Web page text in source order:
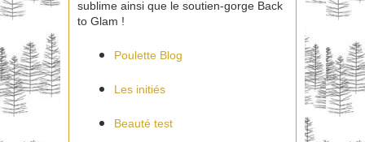
sublime ainsi que le soutien-gorge Back
to Glam !
Poulette Blog
Les initiés
Beauté test